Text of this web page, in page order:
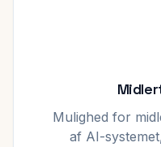
Mulighed for
af AI-